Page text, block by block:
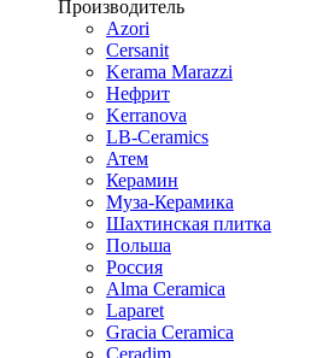
Производитель
Azori
Cersanit
Kerama Marazzi
Нефрит
Kerranova
LB-Ceramics
Атем
Керамин
Муза-Керамика
Шахтинская плитка
Польша
Россия
Alma Ceramica
Laparet
Gracia Ceramica
Ceradim